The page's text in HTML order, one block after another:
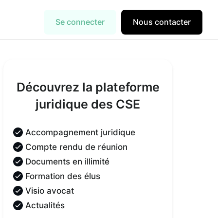
Se connecter Nous contacter
Découvrez la plateforme
juridique des CSE
Accompagnement juridique
Compte rendu de réunion
Documents en illimité
Formation des élus
Visio avocat
Actualités